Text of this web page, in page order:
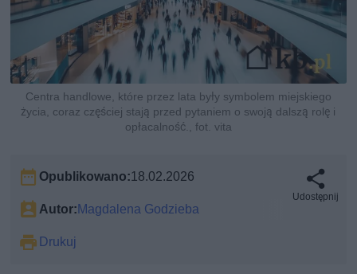
Centra handlowe, które przez lata były symbolem miejskiego
życia, coraz częściej stają przed pytaniem o swoją dalszą rolę i
opłacalność., fot. vita
Opublikowano:18.02.2026
Autor:Magdalena Godzieba
Drukuj
Udostępnij